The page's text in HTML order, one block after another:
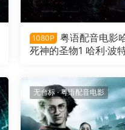
1080P
粤语配音电影
死神的圣物1 哈利·波
athly Hallows: Part 1
无台标·粤语配音电影